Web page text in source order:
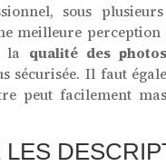
sous
meilleure
la qualité des photos
sécurisée. Il faut
peut facilement
LES